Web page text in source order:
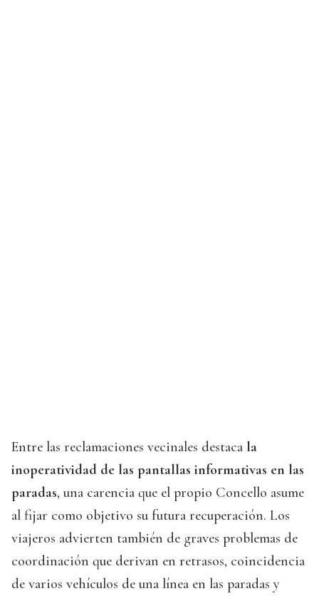
Entre las reclamaciones vecinales destaca la
inoperatividad de las pantallas informativas en las
paradas, una carencia que el propio Concello asume
al fijar como objetivo su futura recuperación. Los
viajeros advierten también de graves problemas de
coordinación que derivan en retrasos, coincidencia
de varios vehículos de una línea en las paradas y